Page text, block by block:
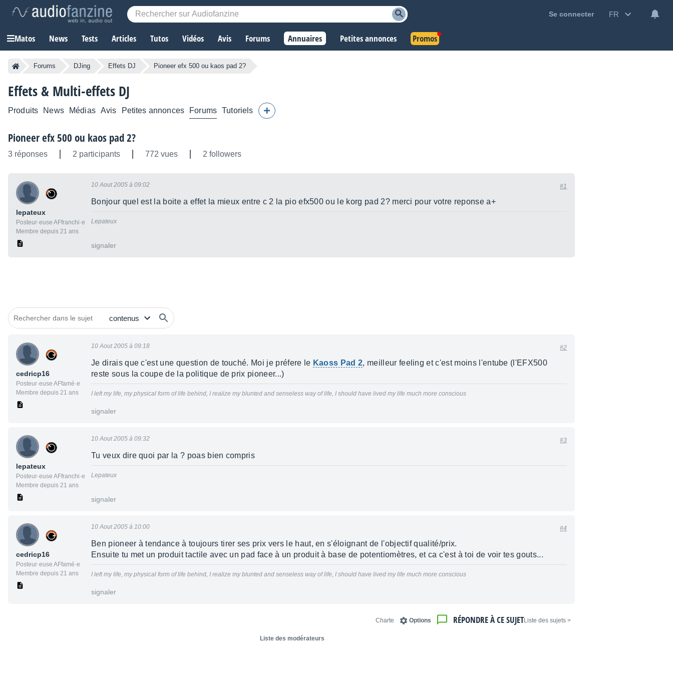
Se connecter FR
Matos News Tests Articles Tutos Vidéos Avis Forums Annuaires Petites annonces Promos
Forums DJing Effets DJ Pioneer efx 500 ou kaos pad 2?
Effets & Multi-effets DJ
Produits News Médias Avis Petites annonces Forums Tutoriels
Pioneer efx 500 ou kaos pad 2?
3 réponses 2 participants 772 vues 2 followers
lepateux
Posteur·euse AFfranchi·e
Membre depuis 21 ans
10 Aout 2005 à 09:02 #1
Bonjour quel est la boite a effet la mieux entre c 2 la pio efx500 ou le korg pad 2? merci pour votre reponse a+
Lepateux
signaler
cedricp16
Posteur·euse AFfamé·e
Membre depuis 21 ans
10 Aout 2005 à 09:18 #2
Je dirais que c'est une question de touché. Moi je préfere le Kaoss Pad 2, meilleur feeling et c'est moins l'entube (l'EFX500
reste sous la coupe de la politique de prix pioneer...)
I left my life, my physical form of life behind, I realize my blunted and senseless way of life, I should have lived my life much more conscious
signaler
lepateux
Posteur·euse AFfranchi·e
Membre depuis 21 ans
10 Aout 2005 à 09:32 #3
Tu veux dire quoi par la ? poas bien compris
Lepateux
signaler
cedricp16
Posteur·euse AFfamé·e
Membre depuis 21 ans
10 Aout 2005 à 10:00 #4
Ben pioneer à tendance à toujours tirer ses prix vers le haut, en s'éloignant de l'objectif qualité/prix.
Ensuite tu met un produit tactile avec un pad face à un produit à base de potentiomètres, et ca c'est à toi de voir tes gouts...
I left my life, my physical form of life behind, I realize my blunted and senseless way of life, I should have lived my life much more conscious
signaler
< Liste des sujets
RÉPONDRE À CE SUJET
Options
Charte
Liste des modérateurs